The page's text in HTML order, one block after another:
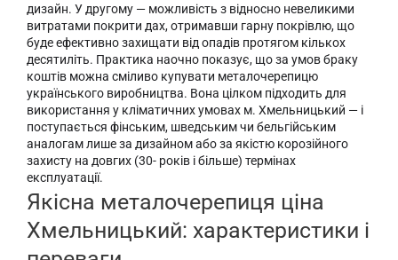
дизайн. У другому — можливість з відносно невеликими
витратами покрити дах, отримавши гарну покрівлю, що
буде ефективно захищати від опадів протягом кількох
десятиліть. Практика наочно показує, що за умов браку
коштів можна сміливо купувати металочерепицю
українського виробництва. Вона цілком підходить для
використання у кліматичних умовах м. Хмельницький — і
поступається фінським, шведським чи бельгійським
аналогам лише за дизайном або за якістю корозійного
захисту на довгих (30- років і більше) термінах
експлуатації.
Якісна металочерепиця ціна
Хмельницький: характеристики і